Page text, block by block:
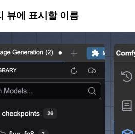
뷰에 표시할 이름